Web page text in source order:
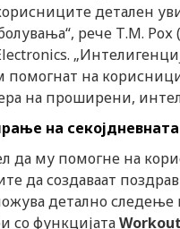
детален
рече Т.М.
помогнат на
на проширени,
на
да му помогне на
да создаваат
детално
со функцијата